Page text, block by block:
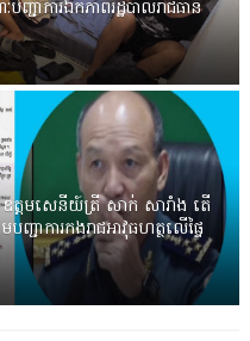
ញ្ជាការឯកភាពរដ្ឋបាលរាជធានី
ត្តមសេនីយ៍ត្រី សាក់ សារាំង តើ
ាការកងរាជអាវុធហត្ថលើផ្ទៃ